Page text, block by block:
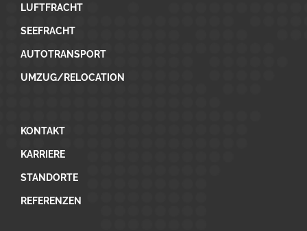
LUFTFRACHT
SEEFRACHT
AUTOTRANSPORT
UMZUG/RELOCATION
KONTAKT
KARRIERE
STANDORTE
REFERENZEN